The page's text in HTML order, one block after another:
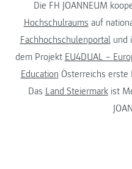
Die FH JOANNEUM
Hochschulraums auf
Fachhochschulenportalund
dem Projekt EU4DUAL –
Education Österreichs erste
Das Land Steiermarkist